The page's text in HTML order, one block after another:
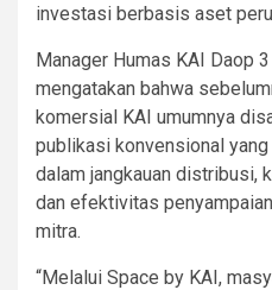
investasi berbasis aset
Manager Humas KAI Daop
mengatakan bahwa
komersial KAI umumnya
publikasi konvensional
dalam jangkauan distribusi,
dan efektivitas
mitra.
“Melalui Space by KAI,